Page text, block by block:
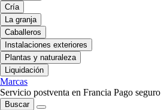
Cría
La granja
Caballeros
Instalaciones exteriores
Plantas y naturaleza
Liquidación
Marcas
Servicio postventa en Francia Pago seguro
Buscar